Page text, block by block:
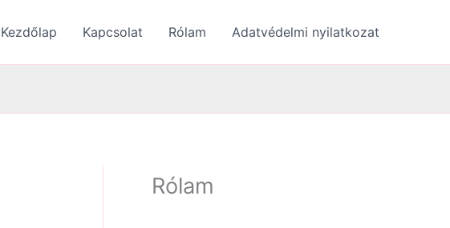
Kezdőlap Kapcsolat Rólam Adatvédelmi nyilatkozat
Rólam